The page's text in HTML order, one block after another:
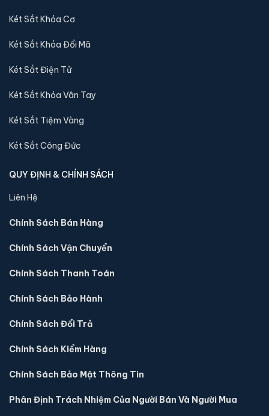
tới quý khách
Sản phẩm cùng dòng Két sắt Aifeibao
Khám phá thêm các mẫu thuộc dòng
hàng.
chính hãng
⚖️ Trọng lượng:11 kg
🔒 Khoá:Khóa vân tay
2,900,000 đ
Xem chi tiết →
Két Sắt Khóa Cơ
Két Sắt Khóa Đổi Mã
Két Sắt Điện Tử
Két Sắt Khóa Vân Tay
Két Sắt Tiệm Vàng
Két Sắt Công Đức
QUY ĐỊNH & CHÍNH SÁCH
Liên Hệ
Chính Sách Bán Hàng
Chính Sách Vận Chuyển
Chính Sách Thanh Toán
Chính Sách Bảo Hành
Chính Sách Đổi Trả
Chính Sách Kiểm Hàng
Chính Sách Bảo Mật Thông Tin
Phân Định Trách Nhiệm Của Người Bán Và Người Mua